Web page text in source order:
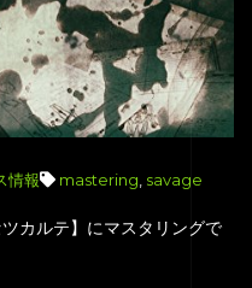
情報 mastering, savage
カルテ】にマスタリングで